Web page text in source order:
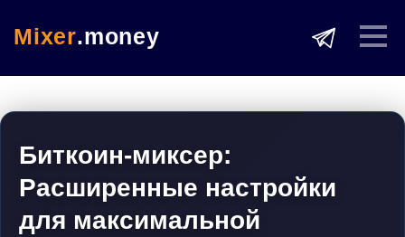
Mixer.money
Биткоин-миксер:
Расширенные настройки
для максимальной